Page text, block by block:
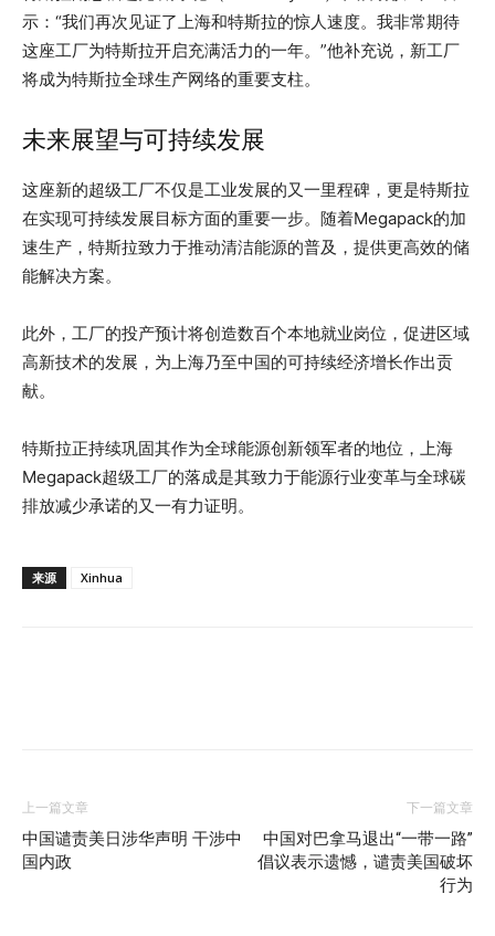
示：“我们再次见证了上海和特斯拉的惊人速度。我非常期待
这座工厂为特斯拉开启充满活力的一年。”他补充说，新工厂
将成为特斯拉全球生产网络的重要支柱。
未来展望与可持续发展
这座新的超级工厂不仅是工业发展的又一里程碑，更是特斯拉
在实现可持续发展目标方面的重要一步。随着Megapack的加
速生产，特斯拉致力于推动清洁能源的普及，提供更高效的储
能解决方案。
此外，工厂的投产预计将创造数百个本地就业岗位，促进区域
高新技术的发展，为上海乃至中国的可持续经济增长作出贡
献。
特斯拉正持续巩固其作为全球能源创新领军者的地位，上海
Megapack超级工厂的落成是其致力于能源行业变革与全球碳
排放减少承诺的又一有力证明。
来源 Xinhua
上一篇文章
中国谴责美日涉华声明 干涉中
国内政
下一篇文章
中国对巴拿马退出“一带一路”
倡议表示遗憾，谴责美国破坏
行为